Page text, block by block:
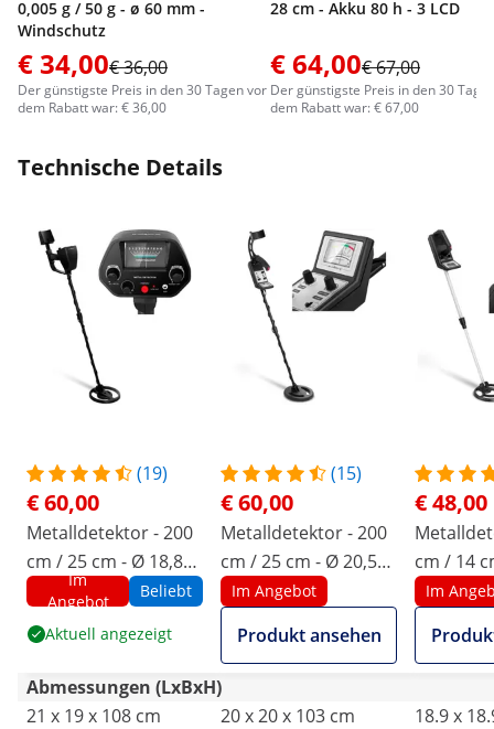
0,005 g / 50 g - ø 60 mm -
Windschutz
€ 34,00€ 36,00
Der günstigste Preis in den 30 Tagen vor
dem Rabatt war: € 36,00
28 cm - Akku 80 h - 3 LCD
€ 64,00€ 67,00
Der günstigste Preis in den 30
dem Rabatt war: € 67,00
Technische Details
(19)
€ 60,00
Metalldetektor - 200
cm / 25 cm - Ø 18,8
Im
Angebot
Beliebt
Aktuell angezeigt
(15)
€ 60,00
Metalldetektor - 200
cm / 25 cm - Ø 20,5
cm
Im Angebot
Produkt ansehen
€ 48,00
cm / 14
Im
Abmessungen (LxBxH)
21 x 19 x 108 cm
20 x 20 x 103 cm
18.9 x